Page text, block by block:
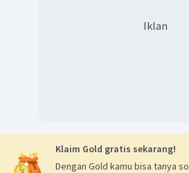
Iklan
Klaim Gold gratis sekarang!
Dengan Gold kamu bisa tanya